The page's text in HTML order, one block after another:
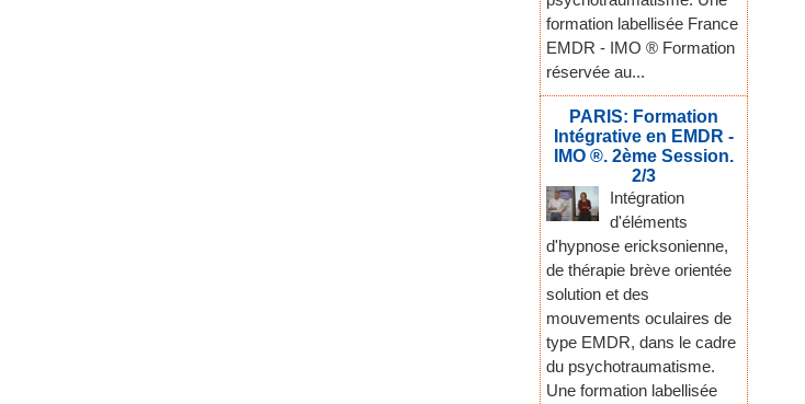
formation labellisée France
EMDR - IMO ® Formation
réservée au...
PARIS: Formation
Intégrative en EMDR -
IMO ®. 2ème Session.
2/3
Intégration
d'éléments
d'hypnose ericksonienne,
de thérapie brève orientée
solution et des
mouvements oculaires de
type EMDR, dans le cadre
du psychotraumatisme.
Une formation labellisée